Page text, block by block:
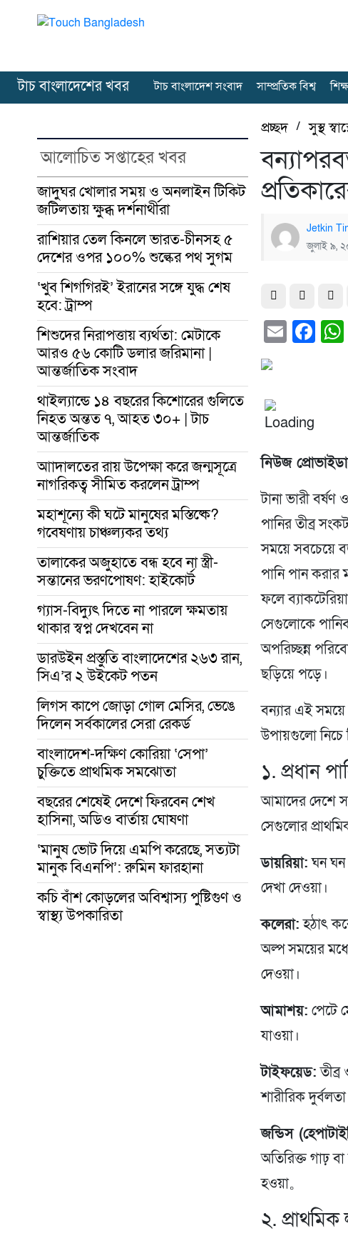
টাচ বাংলাদেশের খবর টাচ বাংলাদেশ সংবাদ সাম্প্রতিক বিশ্ব
আলোচিত সপ্তাহের খবর
জাদুঘর খোলার সময় ও অনলাইন টিকিট
জটিলতায় ক্ষুব্ধ দর্শনার্থীরা
রাশিয়ার তেল কিনলে ভারত-চীনসহ ৫
দেশের ওপর ১০০% শুল্কের পথ সুগম
‘খুব শিগগিরই’ ইরানের সঙ্গে যুদ্ধ শেষ
হবে: ট্রাম্প
শিশুদের নিরাপত্তায় ব্যর্থতা: মেটাকে
আরও ৫৬ কোটি ডলার জরিমানা |
আন্তর্জাতিক সংবাদ
থাইল্যান্ডে ১৪ বছরের কিশোরের গুলিতে
নিহত অন্তত ৭, আহত ৩০+ | টাচ
আন্তর্জাতিক
আাদালতের রায় উপেক্ষা করে জন্মসূত্রে
নাগরিকত্ব সীমিত করলেন ট্রাম্প
মহাশূন্যে কী ঘটে মানুষের মস্তিষ্কে?
গবেষণায় চাঞ্চল্যকর তথ্য
তালাকের অজুহাতে বন্ধ হবে না স্ত্রী-
সন্তানের ভরণপোষণ: হাইকোর্ট
গ্যাস-বিদ্যুৎ দিতে না পারলে ক্ষমতায়
থাকার স্বপ্ন দেখবেন না
ডারউইন প্রস্তুতি বাংলাদেশের ২৬৩ রান,
সিএ’র ২ উইকেট পতন
লিগস কাপে জোড়া গোল মেসির, ভেঙে
দিলেন সর্বকালের সেরা রেকর্ড
বাংলাদেশ-দক্ষিণ কোরিয়া ‘সেপা’
চুক্তিতে প্রাথমিক সমঝোতা
বছরের শেষেই দেশে ফিরবেন শেখ
হাসিনা, অডিও বার্তায় ঘোষণা
‘মানুষ ভোট দিয়ে এমপি করেছে, সত্যটা
মানুক বিএনপি’: রুমিন ফারহানা
কচি বাঁশ কোড়লের অবিশ্বাস্য পুষ্টিগুণ ও
স্বাস্থ্য উপকারিতা
প্রচ্ছদ/সুস্থ
Jetkin
জুলাই ৯,
Email
নিউজ
টানা ভারী
পানির তীব্র
সময়ে সবচেয়ে
পানি পান করার
ফলে
সেগুলোকে
অপরিচ্ছন্ন
ছড়িয়ে পড়ে।
বন্যার এই সময়ে
উপায়গুলো নিচে
১. প্রধান
আমাদের দেশে
সেগুলোর
ডায়রিয়া:ঘন ঘন
দেখা দেওয়া।
কলেরা:হঠাৎ
অল্প সময়ের
দেওয়া।
আমাশয়: পেটে
যাওয়া।
টাইফয়েড:তীব্র
শারীরিক
জন্ডিস
অতিরিক্ত গাঢ়
হওয়া。
২.